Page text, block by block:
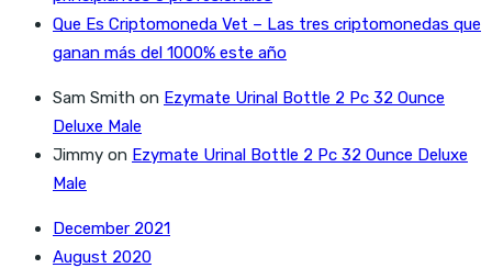
Que Es Criptomoneda Vet – Las tres criptomonedas que
ganan más del 1000% este año
Sam Smith on Ezymate Urinal Bottle 2 Pc 32 Ounce
Deluxe Male
Jimmy on Ezymate Urinal Bottle 2 Pc 32 Ounce Deluxe
Male
December 2021
August 2020